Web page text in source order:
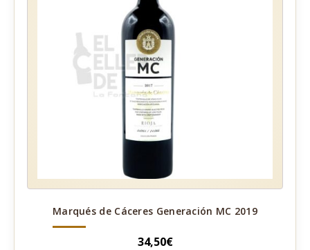
Marqués de Cáceres Generación MC 2019
34,50€